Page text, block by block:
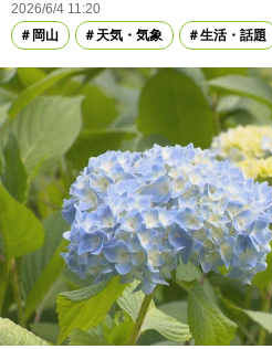
2026/6/4 11:20
岡山
天気・気象 生活・話題